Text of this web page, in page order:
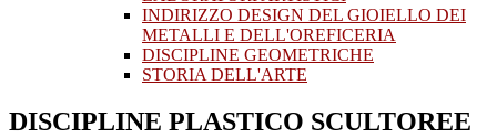
INDIRIZZO DESIGN DEL GIOIELLO DEI
METALLI E DELL'OREFICERIA
DISCIPLINE GEOMETRICHE
STORIA DELL'ARTE
DISCIPLINE PLASTICO SCULTOREE